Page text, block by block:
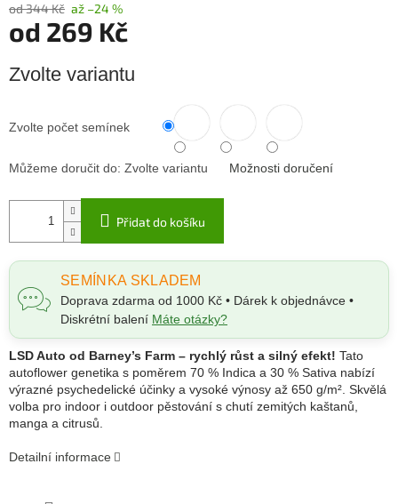
od 344 Kč až –24 %
od 269 Kč
cena:
Zvolte variantu
Zvolte počet semínek
Můžeme doručit do: Zvolte variantu Možnosti doručení
Přidat do košíku
SEMÍNKA SKLADEM
Doprava zdarma od 1000 Kč • Dárek k objednávce •
Diskrétní balení Máte otázky?
LSD Auto od Barney’s Farm – rychlý růst a silný efekt! Tato
autoflower genetika s poměrem 70 % Indica a 30 % Sativa nabízí
výrazné psychedelické účinky a vysoké výnosy až 650 g/m². Skvělá
volba pro indoor i outdoor pěstování s chutí zemitých kaštanů,
manga a citrusů.
Detailní informace